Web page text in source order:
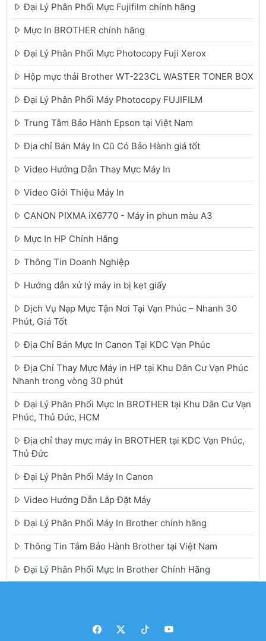
Đại Lý Phân Phối Mực Fujifilm chính hãng
Mực In BROTHER chính hãng
Đại Lý Phân Phối Mực Photocopy Fuji Xerox
Hộp mực thải Brother WT-223CL WASTER TONER BOX
Đại Lý Phân Phối Máy Photocopy FUJIFILM
Trung Tâm Bảo Hành Epson tại Việt Nam
Địa chỉ Bán Máy In Cũ Có Bảo Hành giá tốt
Video Hướng Dẫn Thay Mực Máy In
Video Giới Thiệu Máy In
CANON PIXMA iX6770 - Máy in phun màu A3
Mực In HP Chính Hãng
Thông Tin Doanh Nghiệp
Hướng dẫn xử lý máy in bị kẹt giấy
Dịch Vụ Nạp Mực Tận Nơi Tại Vạn Phúc – Nhanh 30
Phút, Giá Tốt
Địa Chỉ Bán Mực In Canon Tại KDC Vạn Phúc
Địa Chỉ Thay Mực Máy in HP tại Khu Dân Cư Vạn Phúc
Nhanh trong vòng 30 phút
Đại Lý Phân Phối Mực In BROTHER tại Khu Dân Cư Vạn
Phúc, Thủ Đức, HCM
Địa chỉ thay mực máy in BROTHER tại KDC Vạn Phúc,
Thủ Đức
Đại Lý Phân Phối Máy In Canon
Video Hướng Dẫn Lắp Đặt Máy
Đại Lý Phân Phối Máy In Brother chính hãng
Thông Tin Tâm Bảo Hành Brother tại Việt Nam
Đại Lý Phân Phối Mực In Brother Chính Hãng